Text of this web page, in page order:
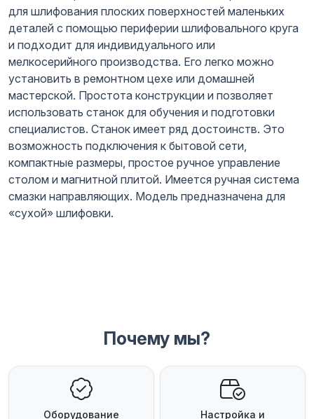
для шлифования плоских поверхностей маленьких
деталей с помощью периферии шлифовального круга
и подходит для индивидуального или
мелкосерийного производства. Его легко можно
установить в ремонтном цехе или домашней
мастерской. Простота конструкции и позволяет
использовать станок для обучения и подготовки
специалистов. Станок имеет ряд достоинств. Это
возможность подключения к бытовой сети,
компактные размеры, простое ручное управление
столом и магнитной плитой. Имеется ручная система
смазки направляющих. Модель предназначена для
«сухой» шлифовки.
Почему мы?
Оборудование
Настройка и